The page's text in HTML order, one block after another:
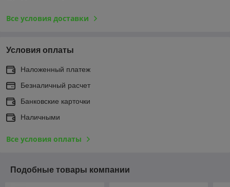
Все условия доставки
Условия оплаты
Наложенный платеж
Безналичный расчет
Банковские карточки
Наличными
Все условия оплаты
Подобные товары компании